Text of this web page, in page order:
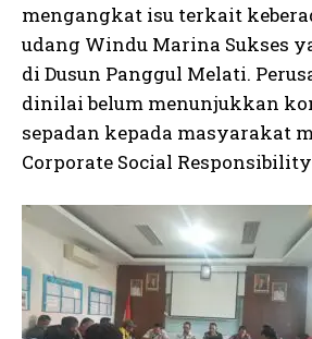
mengangkat isu terkait
udang Windu Marina Sukses
di Dusun Panggul Melati.
dinilai belum menunjukkan
sepadan kepada masyarakat
Corporate Social Responsibility